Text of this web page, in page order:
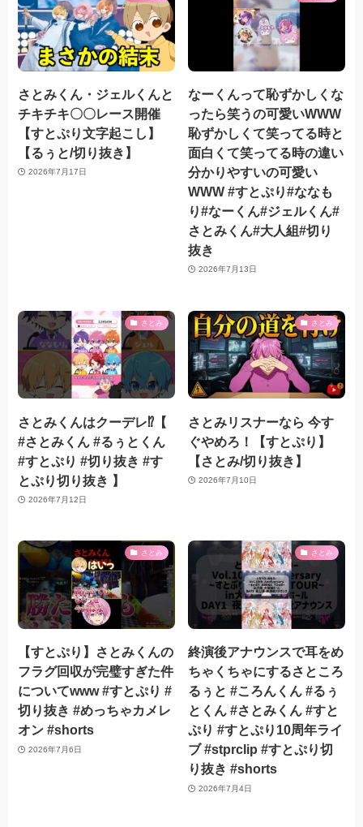
さとみくん・ジェルくんと
チキチキ〇〇レース開催
【すとぷり文字起こし】
【るぅと/切り抜き】
2026年7月17日
なーくんって恥ずかしくな
ったら笑うの可愛いWWW
恥ずかしくて笑ってる時と
面白くて笑ってる時の違い
分かりやすいの可愛い
WWW #すとぷり#ななも
り#なーくん#ジェルくん#
さとみくん#大人組#切り
抜き
2026年7月13日
さとみ
さとみくんはクーデレ⁉️【
#さとみくん #るぅとくん
#すとぷり #切り抜き #す
とぷり切り抜き 】
2026年7月12日
さとみ
さとみリスナーなら 今す
ぐやめろ！【すとぷり】
【さとみ/切り抜き】
2026年7月10日
さとみ
【すとぷり】さとみくんの
フラグ回収が完璧すぎた件
についてwww #すとぷり #
切り抜き #めっちゃカメレ
オン #shorts
2026年7月6日
さとみ
終演後アナウンスで耳をめ
ちゃくちゃにするさところ
るぅと #ころんくん #るぅ
とくん #さとみくん #すと
ぷり #すとぷり10周年ライ
ブ #stprclip #すとぷり切
り抜き #shorts
2026年7月4日